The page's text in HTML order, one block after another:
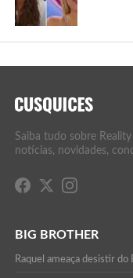
Saiba tudo sobre
notícias, novidades,
BIG BROTHER
Raquel ameaça desistir